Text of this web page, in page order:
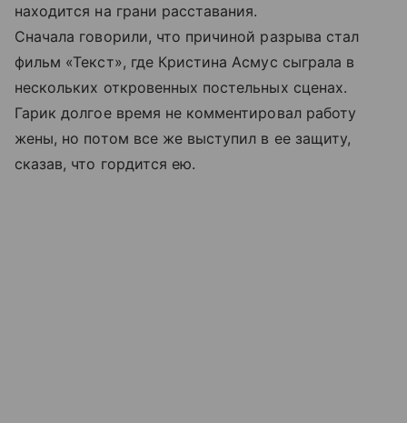
находится на грани расставания.
Сначала говорили, что причиной разрыва стал
фильм «Текст», где Кристина Асмус сыграла в
нескольких откровенных постельных сценах.
Гарик долгое время не комментировал работу
жены, но потом все же выступил в ее защиту,
сказав, что гордится ею.